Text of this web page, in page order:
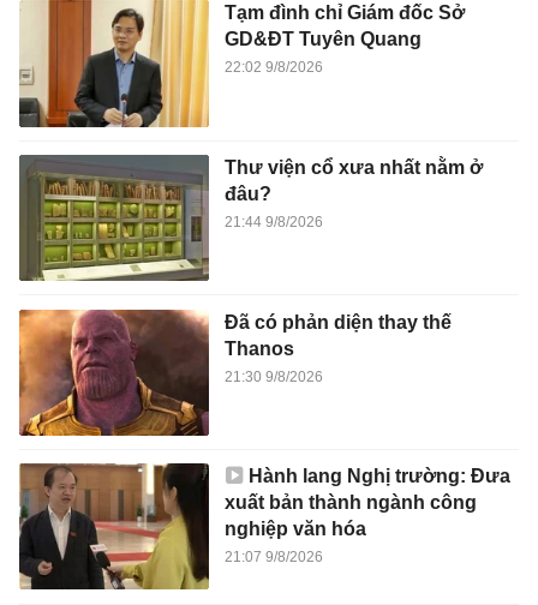
Tạm đình chỉ Giám đốc Sở
GD&ĐT Tuyên Quang
22:02 9/8/2026
Thư viện cổ xưa nhất nằm ở
đâu?
21:44 9/8/2026
Đã có phản diện thay thế
Thanos
21:30 9/8/2026
Hành lang Nghị trường: Đưa
xuất bản thành ngành công
nghiệp văn hóa
21:07 9/8/2026